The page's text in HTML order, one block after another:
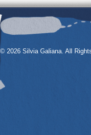
© 2026 Silvia Galiana. All